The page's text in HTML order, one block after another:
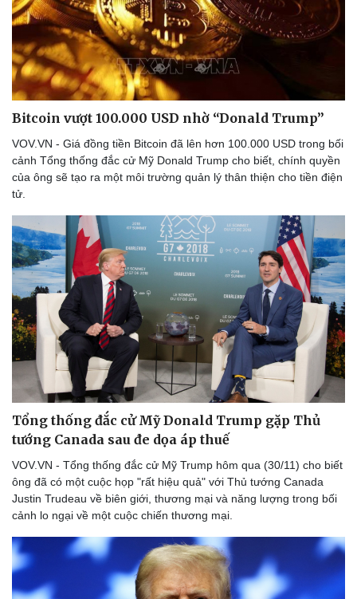
Bitcoin vượt 100.000 USD nhờ “Donald Trump”
VOV.VN - Giá đồng tiền Bitcoin đã lên hơn 100.000 USD trong bối
cảnh Tổng thống đắc cử Mỹ Donald Trump cho biết, chính quyền
của ông sẽ tạo ra một môi trường quản lý thân thiện cho tiền điện
tử.
Tổng thống đắc cử Mỹ Donald Trump gặp Thủ
tướng Canada sau đe dọa áp thuế
VOV.VN - Tổng thống đắc cử Mỹ Trump hôm qua (30/11) cho biết
ông đã có một cuộc họp "rất hiệu quả" với Thủ tướng Canada
Justin Trudeau về biên giới, thương mại và năng lượng trong bối
cảnh lo ngại về một cuộc chiến thương mại.